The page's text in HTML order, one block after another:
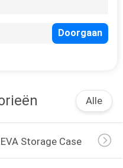
Alle
EVA Storage Case